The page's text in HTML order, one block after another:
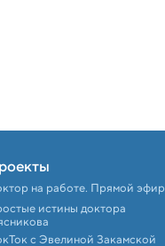
на работе. Прямой эфир
истины доктора
с Эвелиной Закамской